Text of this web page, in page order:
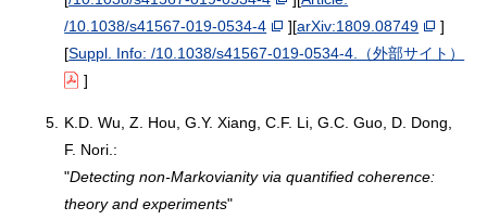
/10.1038/s41567-019-0534-4
][arXiv:1809.08749
]
[Suppl. Info: /10.1038/s41567-019-0534-4.（外部サイト）
]
5.
K.D. Wu, Z. Hou, G.Y. Xiang, C.F. Li, G.C. Guo, D. Dong,
F. Nori.:
"Detecting non-Markovianity via quantified coherence:
theory and experiments"